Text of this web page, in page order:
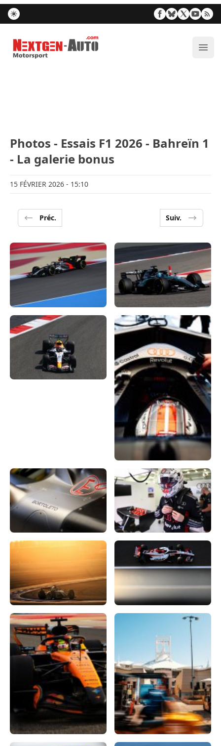
Nextgen-Auto.com
Photos - Essais F1 2026 - Bahreïn 1
- La galerie bonus
15 FÉVRIER 2026 - 15:10
Préc. Suiv.